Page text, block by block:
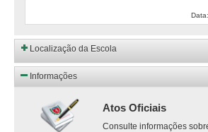
Localização da Escola
Informações
Atos Oficiais
Consulte informações